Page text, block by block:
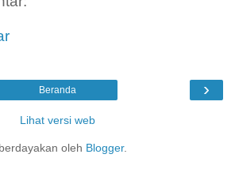
›
Beranda
Lihat versi web
oleh Blogger.